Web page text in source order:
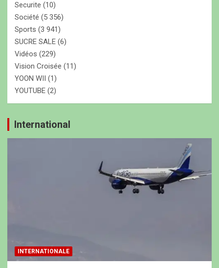
Securite (10)
Société (5 356)
Sports (3 941)
SUCRE SALE (6)
Vidéos (229)
Vision Croisée (11)
YOON WII (1)
YOUTUBE (2)
International
INTERNATIONALE